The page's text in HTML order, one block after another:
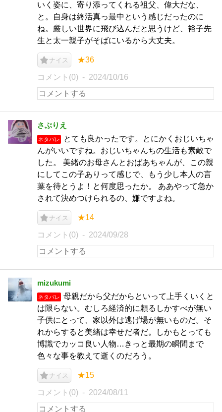
いく姿に、寄り添ってくれる祖父、偉大だな、
と。自身は終活真っ最中という感じだったのに
ね。厳しい世界に飛び込んだと思うけど、裕子先
生と太一親子がそばにいるから大丈夫。
ナイス ★36
コメント(0) 2024/10/16
さぶりえ
ネタバレ
とても良かったです。とにかくおじいちゃ
んがいいですね。おじいちゃんちの生活も素敵で
した。 美緒のお母さんとおばあちゃんが、この親
にしてこの子ありって感じで、もう少し本人の言
葉を待とうよ！と何度思ったか。 ああやって急か
されて決めつけられるの、嫌ですよね。
ナイス ★14
コメント(0) 2024/09/28
mizukumi
ネタバレ
母親だから父だからといって上手くいくと
は限らない。むしろ経済的に頼るしかすべが無い
子供にとって、家以外は逃げ場が無いものだ。そ
れからすると美緒は幸せだ者だ。しかもとっても
博識でカッコ良い人物…きっと最期の瞬間まで
色々な事を教えて逝くのだろう。
ナイス ★15
コメント(0) 2024/08/11